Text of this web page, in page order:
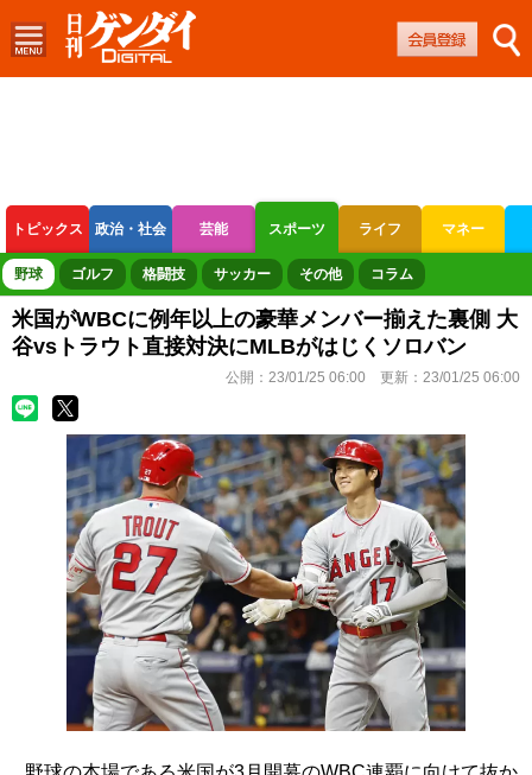
トピックス 政治・社会 芸能 スポーツ ライフ マネー
ボートレース 競輪 オートレース
野球 ゴルフ 格闘技 サッカー その他 コラム
米国がWBCに例年以上の豪華メンバー揃えた裏側 大
谷vsトラウト直接対決にMLBがはじくソロバン
公開： 23/01/25 06:00 更新： 23/01/25 06:00